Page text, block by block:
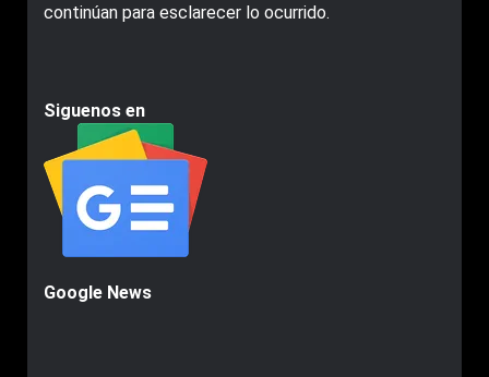
continúan para esclarecer lo ocurrido.
Siguenos en
Google News